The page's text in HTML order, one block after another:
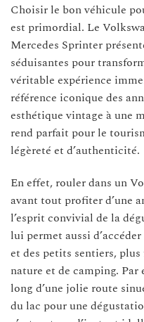
Choisir le bon véhicule
est primordial. Le
Mercedes Sprinter
séduisantes pour
véritable expérience
référence iconique des
esthétique vintage à une
rend parfait pour le
légèreté et d’authenticité.
En effet, rouler dans un
avant tout profiter d’une
l’esprit convivial de la
lui permet aussi
et des petits sentiers,
nature et de camping.
long d’une jolie route
du lac pour une